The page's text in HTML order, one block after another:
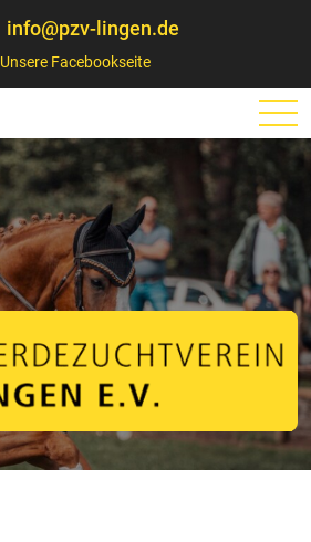
info@pzv-lingen.de
Unsere Facebookseite